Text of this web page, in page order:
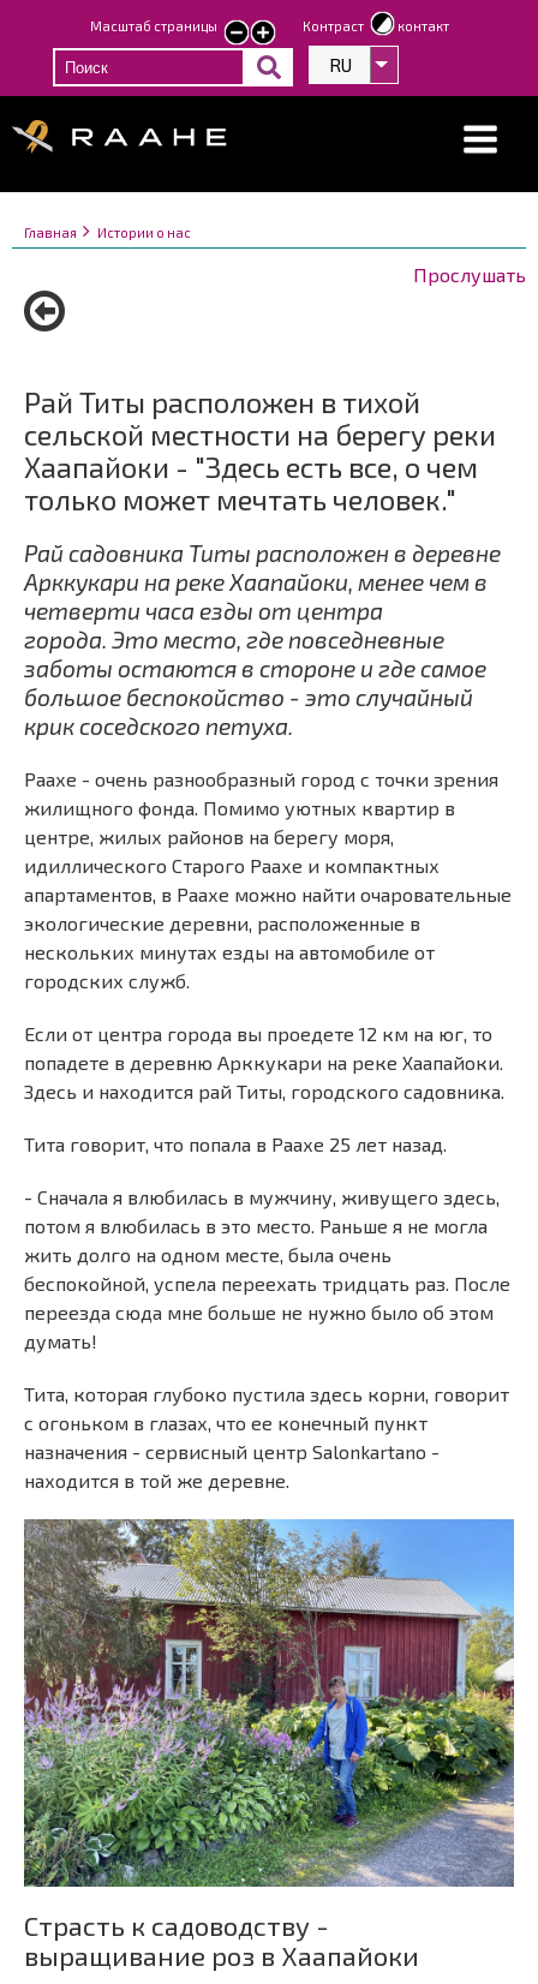
Перейти
к
основному
Масштаб страницы
smallerlarger
text
Контраст контакт
RU Список
Строка
You
here:
Главная Истории о нас
Прослушать
Рай Титы расположен в тихой
сельской местности на берегу реки
Хаапайоки - "Здесь есть все, о чем
только может мечтать человек."
Рай садовника Титы расположен в деревне
Арккукари на реке Хаапайоки, менее чем в
четверти часа езды от центра
города. Это место, где повседневные
заботы остаются в стороне и где самое
большое беспокойство - это случайный
крик соседского петуха.
Раахе - очень разнообразный город с точки зрения
жилищного фонда. Помимо уютных квартир в
центре, жилых районов на берегу моря,
идиллического Старого Раахе и компактных
апартаментов, в Раахе можно найти очаровательные
экологические деревни, расположенные в
нескольких минутах езды на автомобиле от
городских служб.
Если от центра города вы проедете 12 км на юг, то
попадете в деревню Арккукари на реке Хаапайоки.
Здесь и находится рай Титы, городского садовника.
Тита говорит, что попала в Раахе 25 лет назад.
- Сначала я влюбилась в мужчину, живущего здесь,
потом я влюбилась в это место. Раньше я не могла
жить долго на одном месте, была очень
беспокойной, успела переехать тридцать раз. После
переезда сюда мне больше не нужно было об этом
думать!
Тита, которая глубоко пустила здесь корни, говорит
с огоньком в глазах, что ее конечный пункт
назначения - сервисный центр Salonkartano -
находится в той же деревне.
Страсть к садоводству -
выращивание роз в Хаапайоки